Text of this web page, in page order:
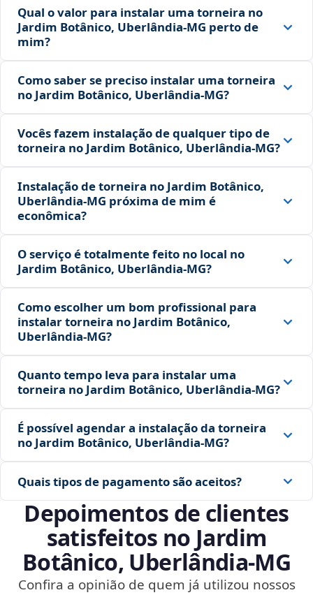
Qual o valor para instalar uma torneira no
Jardim Botânico, Uberlândia‑MG perto de
mim?
Como saber se preciso instalar uma torneira
no Jardim Botânico, Uberlândia‑MG?
Vocês fazem instalação de qualquer tipo de
torneira no Jardim Botânico, Uberlândia‑MG?
Instalação de torneira no Jardim Botânico,
Uberlândia‑MG próxima de mim é
econômica?
O serviço é totalmente feito no local no
Jardim Botânico, Uberlândia‑MG?
Como escolher um bom profissional para
instalar torneira no Jardim Botânico,
Uberlândia‑MG?
Quanto tempo leva para instalar uma
torneira no Jardim Botânico, Uberlândia‑MG?
É possível agendar a instalação da torneira
no Jardim Botânico, Uberlândia‑MG?
Quais tipos de pagamento são aceitos?
Depoimentos de clientes
satisfeitos no Jardim
Botânico, Uberlândia‑MG
Confira a opinião de quem já utilizou nossos